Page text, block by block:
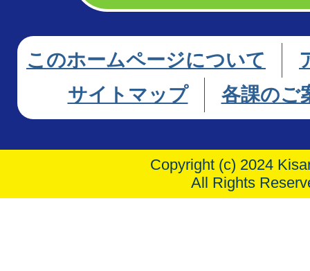
このホームページについて
サイトマップ
各課のご
Copyright (c) 2024
All Rights